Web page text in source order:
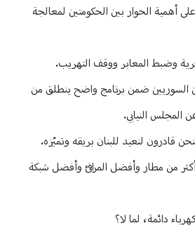
أهمية الحوار بين الحكومتين لمعالجة
السوريين ضمن برنامج واضح ينطلق من
المجلس النيابي.
فنحن قادرون لنعيد للبنان بريقه وتميّزه.
من مطار وأفضل المرافئ وأفضل شبكة
دائمة، لما لا؟